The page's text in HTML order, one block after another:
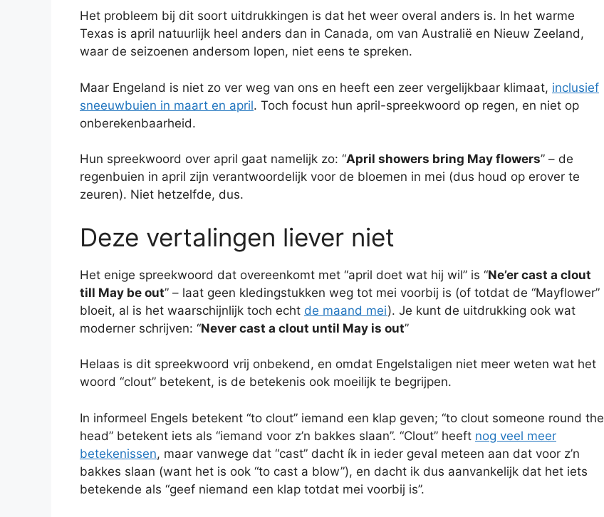
Het probleem bij dit soort uitdrukkingen is dat het weer overal anders is. In het warme
Texas is april natuurlijk heel anders dan in Canada, om van Australië en Nieuw Zeeland,
waar de seizoenen andersom lopen, niet eens te spreken.
Maar Engeland is niet zo ver weg van ons en heeft een zeer vergelijkbaar klimaat, inclusief
sneeuwbuien in maart en april. Toch focust hun april-spreekwoord op regen, en niet op
onberekenbaarheid.
Hun spreekwoord over april gaat namelijk zo: “April showers bring May flowers” – de
regenbuien in april zijn verantwoordelijk voor de bloemen in mei (dus houd op erover te
zeuren). Niet hetzelfde, dus.
Deze vertalingen liever niet
Het enige spreekwoord dat overeenkomt met “april doet wat hij wil” is “Ne’er cast a clout
till May be out” – laat geen kledingstukken weg tot mei voorbij is (of totdat de “Mayflower”
bloeit, al is het waarschijnlijk toch echt de maand mei). Je kunt de uitdrukking ook wat
moderner schrijven: “Never cast a clout until May is out”
Helaas is dit spreekwoord vrij onbekend, en omdat Engelstaligen niet meer weten wat het
woord “clout” betekent, is de betekenis ook moeilijk te begrijpen.
In informeel Engels betekent “to clout” iemand een klap geven; “to clout someone round the
head” betekent iets als “iemand voor z’n bakkes slaan”. “Clout” heeft nog veel meer
betekenissen, maar vanwege dat “cast” dacht ík in ieder geval meteen aan dat voor z’n
bakkes slaan (want het is ook “to cast a blow”), en dacht ik dus aanvankelijk dat het iets
betekende als “geef niemand een klap totdat mei voorbij is”.